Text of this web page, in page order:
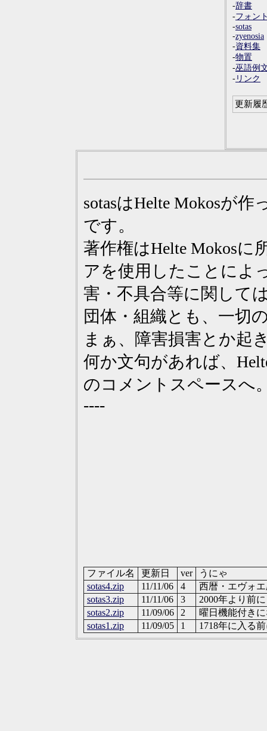
-辞書
-フォン
-sotas
-zyenosia
-資料集
-物置
-巫語例
- リンク
更新履
sotasはHelte Mokosが
です。
著作権はHelte Mokosに
アを使用したことによ
害・不具合等に関して
団体・組織とも、一切
まぁ、障害損害とか起
何か文句があれば、
のコメントスペースへ
----
ファイル名 更新日 ver
うにゃ
sotas4.zip
11/11/06 4
西暦・エヴォ
sotas3.zip
11/11/06 3
2000年より前
sotas2.zip
11/09/06 2
曜日機能付き
sotas1.zip
11/09/05 1 1718年に入る